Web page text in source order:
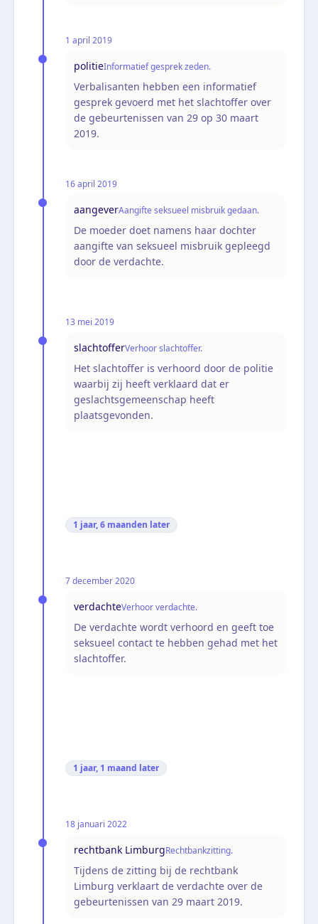
1 april 2019
politieInformatief gesprek zeden.
Verbalisanten hebben een informatief
gesprek gevoerd met het slachtoffer over
de gebeurtenissen van 29 op 30 maart
2019.
16 april 2019
aangeverAangifte seksueel misbruik gedaan.
De moeder doet namens haar dochter
aangifte van seksueel misbruik gepleegd
door de verdachte.
13 mei 2019
slachtofferVerhoor slachtoffer.
Het slachtoffer is verhoord door de politie
waarbij zij heeft verklaard dat er
geslachtsgemeenschap heeft
plaatsgevonden.
1 jaar, 6 maanden later
7 december 2020
verdachteVerhoor verdachte.
De verdachte wordt verhoord en geeft toe
seksueel contact te hebben gehad met het
slachtoffer.
1 jaar, 1 maand later
18 januari 2022
rechtbank LimburgRechtbankzitting.
Tijdens de zitting bij de rechtbank
Limburg verklaart de verdachte over de
gebeurtenissen van 29 maart 2019.